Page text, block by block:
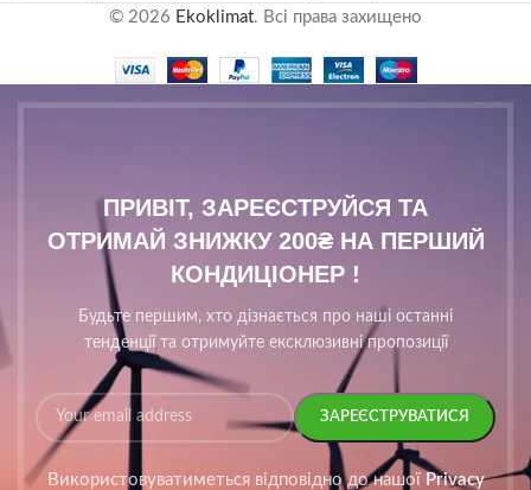
© 2026 Ekoklimat. Всі права захищено
ПРИВІТ, ЗАРЕЄСТРУЙСЯ ТА
ОТРИМАЙ ЗНИЖКУ 200₴ НА ПЕРШИЙ
КОНДИЦІОНЕР !
Будьте першим, хто дізнається про наші останні
тенденції та отримуйте ексклюзивні пропозиції
Використовуватиметься відповідно до нашої Privacy